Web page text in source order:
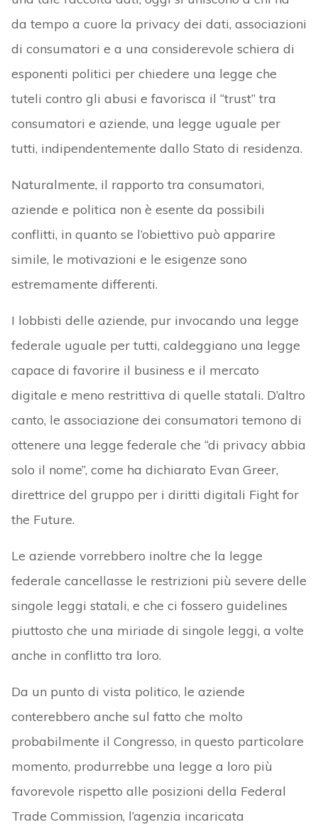
da tempo a cuore la privacy dei dati, associazioni
di consumatori e a una considerevole schiera di
esponenti politici per chiedere una legge che
tuteli contro gli abusi e favorisca il “trust” tra
consumatori e aziende, una legge uguale per
tutti, indipendentemente dallo Stato di residenza.
Naturalmente, il rapporto tra consumatori,
aziende e politica non è esente da possibili
conflitti, in quanto se l’obiettivo può apparire
simile, le motivazioni e le esigenze sono
estremamente differenti.
I lobbisti delle aziende, pur invocando una legge
federale uguale per tutti, caldeggiano una legge
capace di favorire il business e il mercato
digitale e meno restrittiva di quelle statali. D’altro
canto, le associazione dei consumatori temono di
ottenere una legge federale che “di privacy abbia
solo il nome”, come ha dichiarato Evan Greer,
direttrice del gruppo per i diritti digitali Fight for
the Future.
Le aziende vorrebbero inoltre che la legge
federale cancellasse le restrizioni più severe delle
singole leggi statali, e che ci fossero guidelines
piuttosto che una miriade di singole leggi, a volte
anche in conflitto tra loro.
Da un punto di vista politico, le aziende
conterebbero anche sul fatto che molto
probabilmente il Congresso, in questo particolare
momento, produrrebbe una legge a loro più
favorevole rispetto alle posizioni della Federal
Trade Commission, l’agenzia incaricata